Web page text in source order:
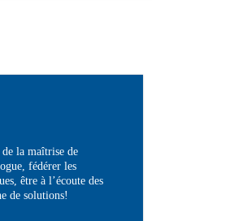
de la maîtrise de
fédérer les
être à l’écoute des
de solutions!